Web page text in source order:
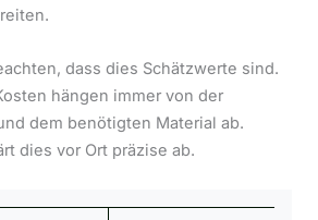
dass dies Schätzwerte sind.
hängen immer von der
dem benötigten Material ab.
dies vor Ort präzise ab.